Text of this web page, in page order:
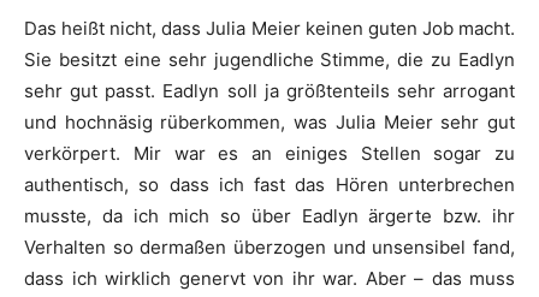
Das heißt nicht, dass Julia Meier keinen guten Job macht.
Sie besitzt eine sehr jugendliche Stimme, die zu Eadlyn
sehr gut passt. Eadlyn soll ja größtenteils sehr arrogant
und hochnäsig rüberkommen, was Julia Meier sehr gut
verkörpert. Mir war es an einiges Stellen sogar zu
authentisch, so dass ich fast das Hören unterbrechen
musste, da ich mich so über Eadlyn ärgerte bzw. ihr
Verhalten so dermaßen überzogen und unsensibel fand,
dass ich wirklich genervt von ihr war. Aber – das muss